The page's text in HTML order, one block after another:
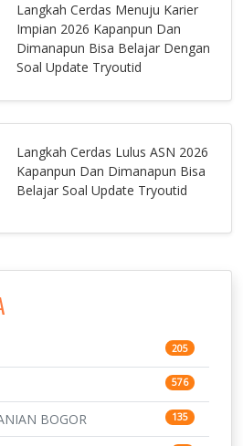
Langkah Cerdas Menuju Karier
Impian 2026 Kapanpun Dan
Dimanapun Bisa Belajar Dengan
Soal Update Tryoutid
Langkah Cerdas Lulus ASN 2026
Kapanpun Dan Dimanapun Bisa
Belajar Soal Update Tryoutid
205
576
BOGOR 135